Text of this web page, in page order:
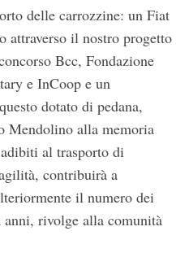
delle carrozzine: un Fiat
attraverso il nostro progetto
Bcc, Fondazione
e InCoop e un
dotato di pedana,
Mendolino alla memoria
al trasporto di
contribuirà a
il numero dei
rivolge alla comunità